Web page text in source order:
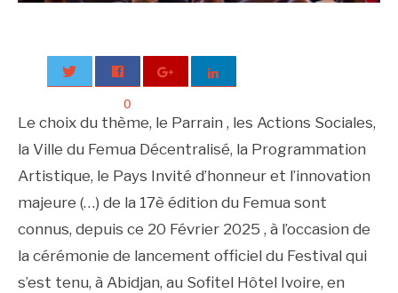
0
Le choix du thème, le Parrain , les Actions Sociales,
la Ville du Femua Décentralisé, la Programmation
Artistique, le Pays Invité d’honneur et l’innovation
majeure (…) de la 17è édition du Femua sont
connus, depuis ce 20 Février 2025 , à l’occasion de
la cérémonie de lancement officiel du Festival qui
s’est tenu, à Abidjan, au Sofitel Hôtel Ivoire, en